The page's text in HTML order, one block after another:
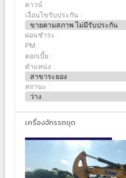
ดาวน์ :
เงื่อนไขรับประกัน :
ขายตามสภาพ ไม่มีรับประกัน
ผ่อนชำระ :
PM :
ดอกเบี้ย :
ตำแหน่ง :
สาขาระยอง
สถานะ :
ว่าง
เครื่องจักรรถขุด